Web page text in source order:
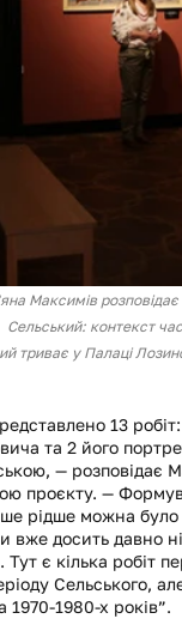
Максимів
Сельський: контекст
триває у Палаці
13
та 2 його
— розповідає
проєкту. —
рідше можна
вже досить давно
є кілька робіт
Сельського,
1970-1980-х років”.